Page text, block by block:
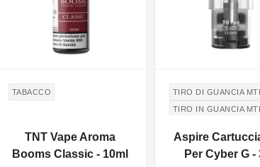
TABACCO
TNT Vape Aroma
Booms Classic - 10ml
TIRO DI GUANCIA MTL
TIRO IN GUANCIA MTL
Aspire
Per Cyber G -